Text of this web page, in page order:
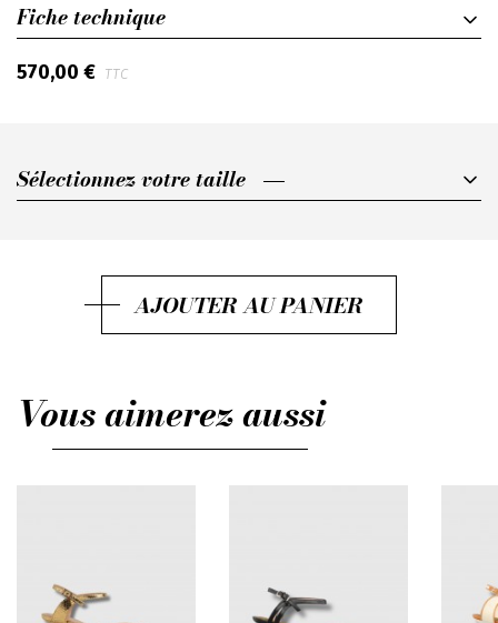
Fiche technique
570,00 € TTC
Sélectionnez votre taille
Sélectionnez votre taille
AJOUTER AU PANIER
Vous aimerez aussi